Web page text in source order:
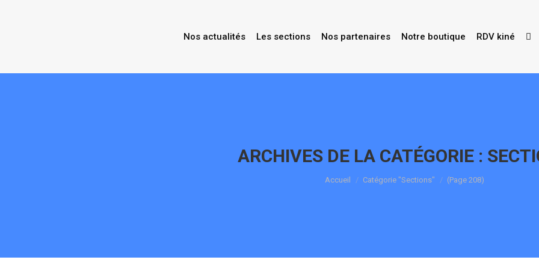
Nos actualités Les sections Nos partenaires Notre boutique RDV kiné
ARCHIVES DE LA CATÉGORIE :
Vous êtes ici :
Accueil Catégorie "Sections" (Page 208)